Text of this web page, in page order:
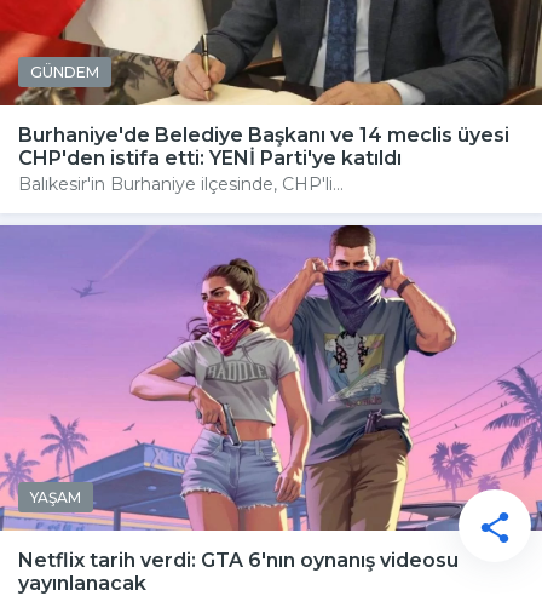
GÜNDEM
Burhaniye'de Belediye Başkanı ve 14 meclis üyesi
CHP'den istifa etti: YENİ Parti'ye katıldı
Balıkesir'in Burhaniye ilçesinde, CHP'li...
YAŞAM
Netflix tarih verdi: GTA 6'nın oynanış videosu
yayınlanacak